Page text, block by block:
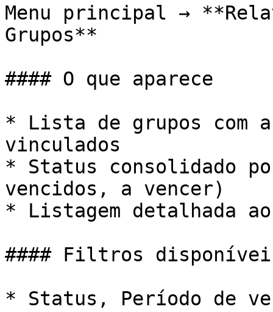
Menu principal →
Grupos**
#### O que aparece
* Lista de grupos com
vinculados
* Status consolidado
vencidos, a vencer)
* Listagem detalhada
#### Filtros
* Status, Período de